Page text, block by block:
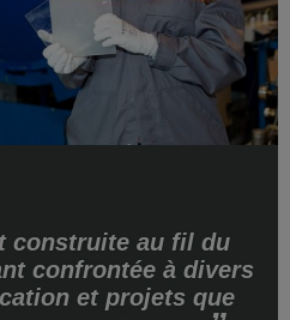
construite au fil du
confrontée à divers
et projets que